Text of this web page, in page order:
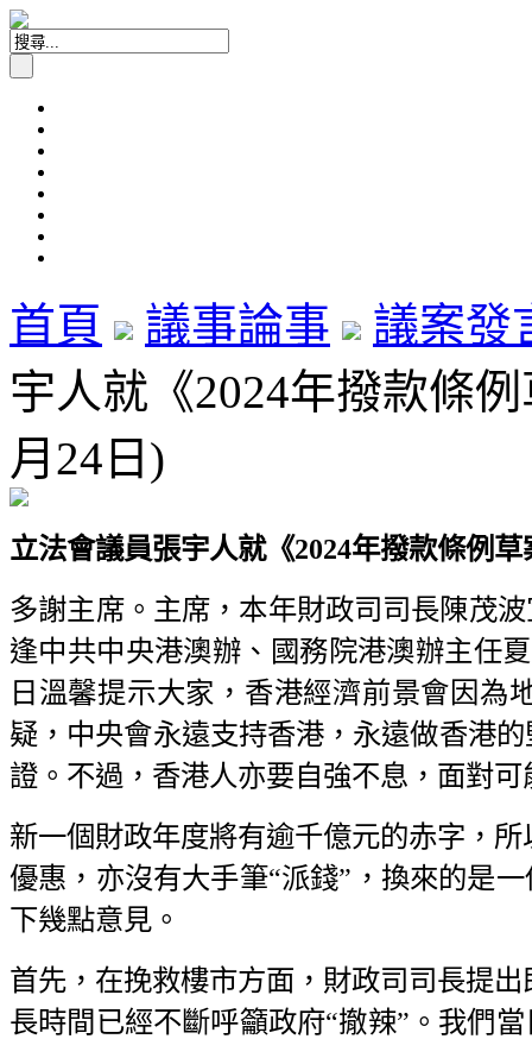
首頁 議事論事
議案發
宇人就《2024年撥款條
月24日)
立法會議員張宇人就《2024年撥款條例
多謝主席。主席，本年財政司司長陳茂
逢中共中央港澳辦、國務院港澳辦主任
日溫馨提示大家，香港經濟前景會因為
疑，中央會永遠支持香港，永遠做香港
證。不過，香港人亦要自強不息，面對
新一個財政年度將有逾千億元的赤字，
優惠，亦沒有大手筆“派錢”，換來的是
下幾點意見。
首先，在挽救樓市方面，財政司司長提
長時間已經不斷呼籲政府“撤辣”。我們